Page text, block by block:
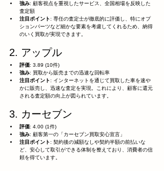
強み: 顧客視点を重視したサービス、全国相場を反映した
査定額
注目ポイント: 専任の査定士が徹底的に評価し、特にオプ
ションパーツなど細かな要素を考慮してくれるため、納得
のいく買取が実現できます。
2. アップル
評価: 3.89 (10件)
強み: 買取から販売までの迅速な回転率
注目ポイント: インターネットを通じて買取した車を速や
かに販売し、迅速な査定を実現。これにより、顧客に還元
される査定額の向上が図られています。
3. カーセブン
評価: 4.00 (1件)
強み: 顧客第一の「カーセブン買取安心宣言」
注目ポイント: 契約後の減額なしや契約半額の前払いな
ど、安心して取引ができる体制を整えており、消費者の信
頼を得ています。